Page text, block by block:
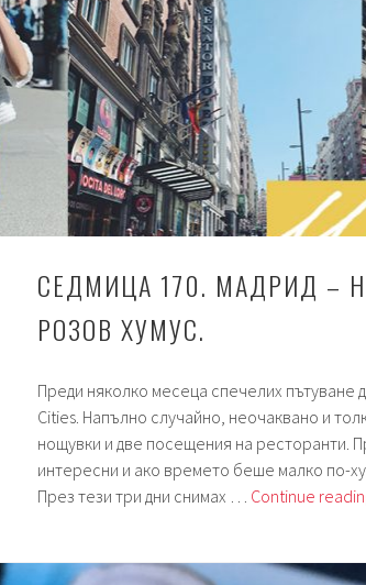
СЕДМИЦА 170. МАДРИД –
РОЗОВ ХУМУС.
Преди няколко месеца спечелих пътуване
Cities. Напълно случайно, неочаквано и
нощувки и две посещения на ресторанти.
интересни и ако времето беше малко по-
През тези три дни снимах … Continue